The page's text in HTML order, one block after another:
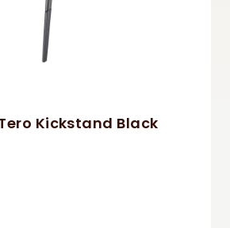
Kickstand Black